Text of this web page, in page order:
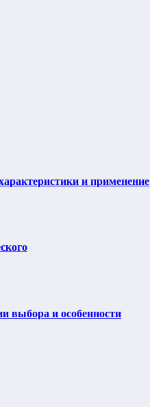
и применение
выбора и особенности